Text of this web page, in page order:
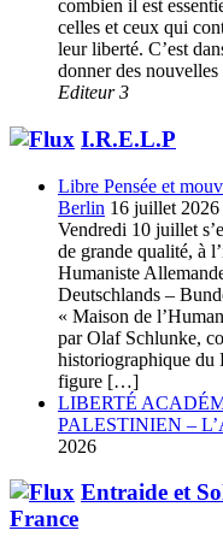
combien il est
celles et ceux qui
leur liberté. C’est
donner des
Editeur 3
I.R.E.L.P
Libre Pensée et
Berlin 16 juillet 2026
Vendredi 10 juillet
de grande qualité, à
Humaniste
Deutschlands –
« Maison de
par Olaf Schlunke,
historiographique du
figure […]
LIBERTÉ
PALESTINIEN –
2026
Entraide et
France